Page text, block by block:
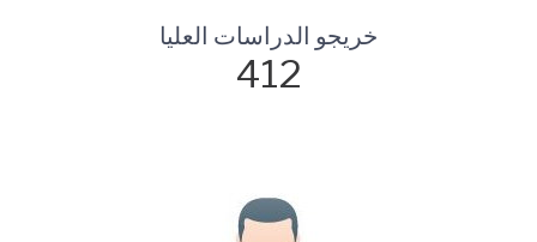
خريجو الدراسات العليا
412